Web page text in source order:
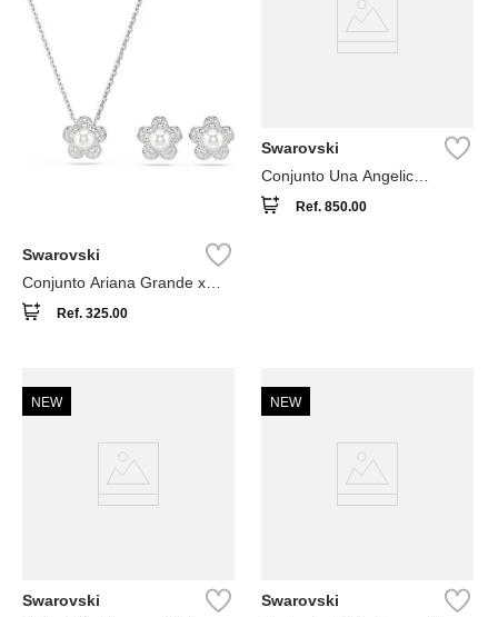
Swarovski
Conjunto Ariana Grande x
Swarovski Blanco
Ref. 325.00
Swarovski
Conjunto Una Angelic
Swarovski Blanco
Ref. 850.00
NEW
Swarovski
NEW
Swarovski